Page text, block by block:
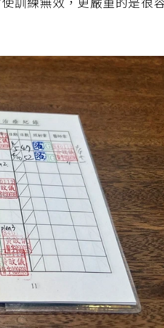
訓練無效，更嚴重的是很